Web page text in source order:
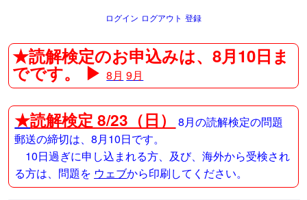
ログイン ログアウト 登録
★読解検定のお申込みは、8月10日ま
でです。 ▶8月 9月
★読解検定 8/23（日）
8月の読解検定の問題
郵送の締切は、8月10日です。
10日過ぎに申し込まれる方、及び、海外から受検され
る方は、問題を ウェブから印刷してください。